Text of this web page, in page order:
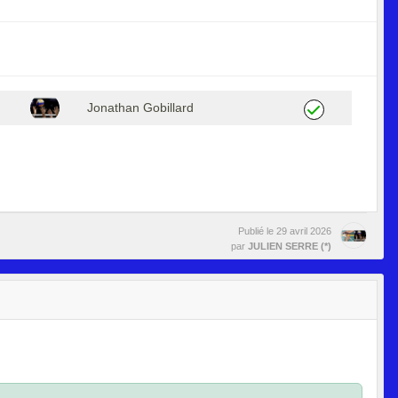
Jonathan Gobillard
Publié le 29 avril 2026
par JULIEN SERRE (*)